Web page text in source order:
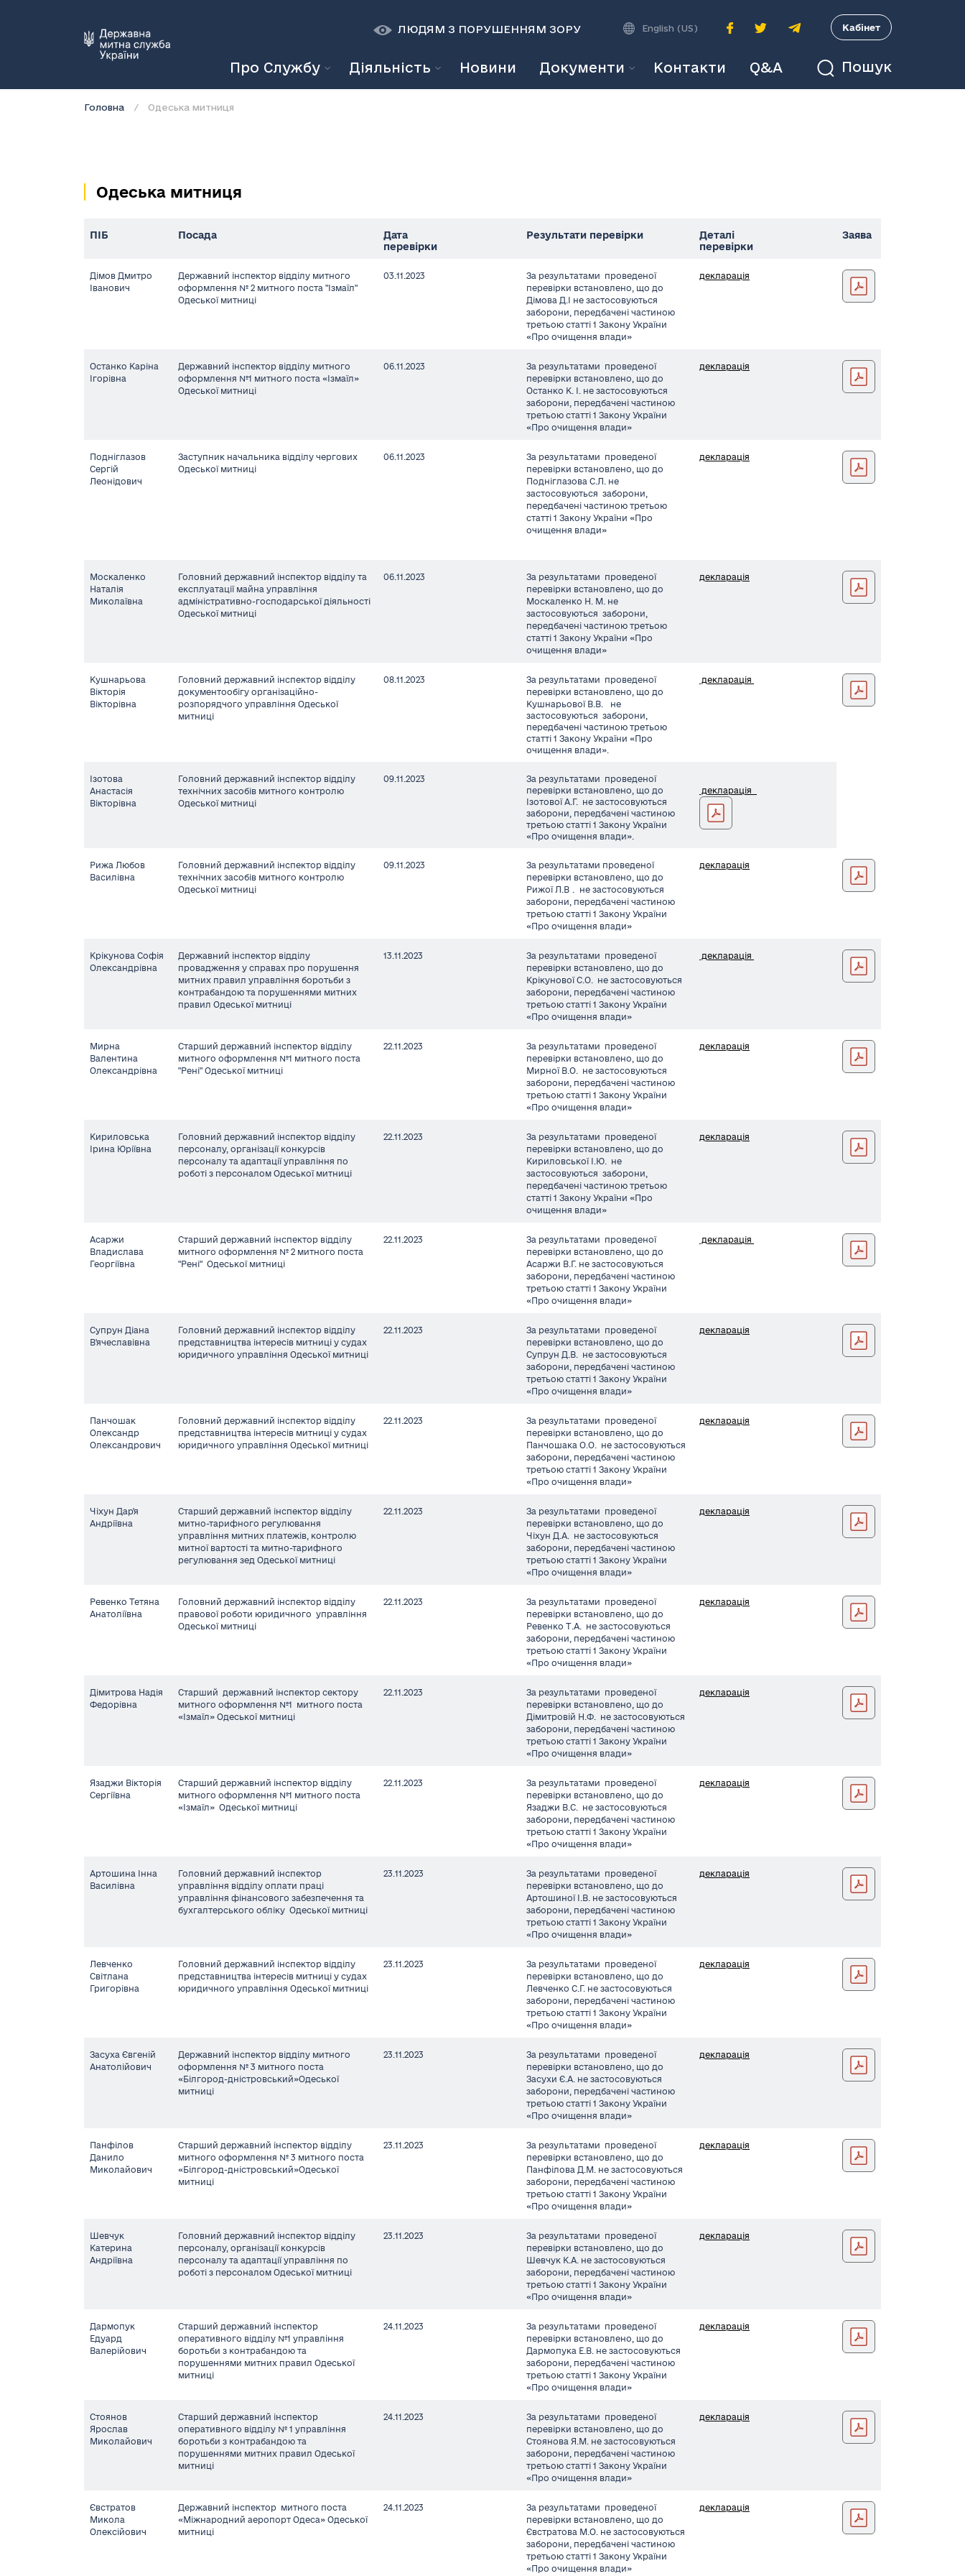
ЛЮДЯМ З ПОРУШЕННЯМ ЗОРУ
К К A A A
English (US) Кабінет
Про Службу Діяльність Новини Документи Контакти Q&A Пошук
Головна Одеська митниця
Одеська митниця
ПІБ Посада
Дата
перевірки
Результати перевірки
Деталі
перевірки
Заява
Дімов Дмитро
Іванович
Державний інспектор відділу митного
оформлення № 2 митного поста "Ізмаїл"
Одеської митниці
03.11.2023
За результатами проведеної
перевірки встановлено, що до
Дімова Д.І не застосовуються
заборони, передбачені частиною
третьою статті 1 Закону України
«Про очищення влади»
декларація
Дімов
Останко Каріна
Ігорівна
Державний інспектор відділу митного
оформлення №1 митного поста «Ізмаїл»
Одеської митниці
06.11.2023
За результатами проведеної
перевірки встановлено, що до
Останко К. І. не застосовуються
заборони, передбачені частиною
третьою статті 1 Закону України
«Про очищення влади»
декларація
Останко заява042
Подніглазов
Сергій
Леонідович
Заступник начальника відділу чергових
Одеської митниці
06.11.2023
За результатами проведеної
перевірки встановлено, що до
Подніглазова С.Л. не
застосовуються заборони,
передбачені частиною третьою
статті 1 Закону України «Про
очищення влади»
декларація
Подніглазов
Москаленко
Наталія
Миколаївна
Головний державний інспектор відділу та
експлуатації майна управління
адміністративно-господарської діяльності
Одеської митниці
06.11.2023
За результатами проведеної
перевірки встановлено, що до
Москаленко Н. М. не
застосовуються заборони,
передбачені частиною третьою
статті 1 Закону України «Про
очищення влади»
декларація
Москаленко
Кушнарьова
Вікторія
Вікторівна
Головний державний інспектор відділу
документообігу організаційно-
розпорядчого управління Одеської
митниці
08.11.2023
За результатами проведеної
перевірки встановлено, що до
Кушнарьової В.В.
не
застосовуються заборони,
передбачені частиною третьою
статті 1 Закону України «Про
очищення влади».
декларація
Кушнарьова
Ізотова
Анастасія
Вікторівна
Головний державний інспектор відділу
технічних засобів митного контролю
Одеської митниці
09.11.2023
За результатами проведеної
перевірки встановлено, що до
Ізотової А.Г. не застосовуються
заборони, передбачені частиною
третьою статті 1 Закону України
«Про очищення влади».
декларація
Ізотова
Рижа Любов
Василівна
Головний державний інспектор відділу
технічних засобів митного контролю
Одеської митниці
09.11.2023
За результатами проведеної
перевірки встановлено, що до
Рижої Л.В
не застосовуються
заборони, передбачені частиною
третьою статті 1 Закону України
«Про очищення влади»
декларація
Рижа
Крікунова Софія
Олександрівна
Державний інспектор відділу
провадження у справах про порушення
митних правил управління боротьби з
контрабандою та порушеннями митних
правил Одеської митниці
13.11.2023
За результатами проведеної
перевірки встановлено, що до
Крікунової С.О. не застосовуються
заборони, передбачені частиною
третьою статті 1 Закону України
«Про очищення влади»
декларація
21981-2 (1)
Мирна
Валентина
Олександрівна
Старший державний інспектор відділу
митного оформлення №1 митного поста
"Рені" Одеської митниці
22.11.2023
За результатами проведеної
перевірки встановлено, що до
Мирної В.О. не застосовуються
заборони, передбачені частиною
третьою статті 1 Закону України
«Про очищення влади»
декларація
Мирна заява039 (1)
Кириловська
Ірина Юріївна
Головний державний інспектор відділу
персоналу, організації конкурсів
персоналу та адаптації управління по
роботі з персоналом Одеської митниці
22.11.2023
За результатами проведеної
перевірки встановлено, що до
Кириловської І.Ю. не
застосовуються заборони,
передбачені частиною третьою
статті 1 Закону України «Про
очищення влади»
декларація
Кириловская заява032
Асаржи
Владислава
Георгіївна
Старший державний інспектор відділу
митного оформлення № 2 митного поста
"Рені" Одеської митниці
22.11.2023
За результатами проведеної
перевірки встановлено, що до
Асаржи В.Г. не застосовуються
заборони, передбачені частиною
третьою статті 1 Закону України
«Про очищення влади»
декларація
Асаржи заява038 (3)
Супрун Діана
В'ячеславівна
Головний державний інспектор відділу
представництва інтересів митниці у судах
юридичного управління Одеської митниці
22.11.2023
За результатами проведеної
перевірки встановлено, що до
Супрун Д.В. не застосовуються
заборони, передбачені частиною
третьою статті 1 Закону України
«Про очищення влади»
декларація
супрун заява037 (1)
Панчошак
Олександр
Олександрович
Головний державний інспектор відділу
представництва інтересів митниці у судах
юридичного управління Одеської митниці
22.11.2023
За результатами проведеної
перевірки встановлено, що до
Панчошака О.О. не застосовуються
заборони, передбачені частиною
третьою статті 1 Закону України
«Про очищення влади»
декларація
Пагчошак заява033 (2)
Чіхун Дар'я
Андріївна
Старший державний інспектор відділу
митно-тарифного регулювання
управління митних платежів, контролю
митної вартості та митно-тарифного
регулювання зед Одеської митниці
22.11.2023
За результатами проведеної
перевірки встановлено, що до
Чіхун Д.А. не застосовуються
заборони, передбачені частиною
третьою статті 1 Закону України
«Про очищення влади»
декларація
Чіхун заява035 (1)
Ревенко Тетяна
Анатоліївна
Головний державний інспектор відділу
правової роботи юридичного управління
Одеської митниці
22.11.2023
За результатами проведеної
перевірки встановлено, що до
Ревенко Т.А. не застосовуються
заборони, передбачені частиною
третьою статті 1 Закону України
«Про очищення влади»
декларація
Ревенко заява034 (1)
Дімитрова Надія
Федорівна
Старший державний інспектор сектору
митного оформлення №1 митного поста
«Ізмаїл» Одеської митниці
22.11.2023
За результатами проведеної
перевірки встановлено, що до
Дімитровій Н.Ф. не застосовуються
заборони, передбачені частиною
третьою статті 1 Закону України
«Про очищення влади»
декларація
Дімитрова заява036 (1)
Язаджи Вікторія
Сергіївна
Старший державний інспектор відділу
митного оформлення №1 митного поста
«Ізмаїл» Одеської митниці
22.11.2023
За результатами проведеної
перевірки встановлено, що до
Язаджи В.С. не застосовуються
заборони, передбачені частиною
третьою статті 1 Закону України
«Про очищення влади»
декларація
Язаджи заява037 (1)
Артошина Інна
Василівна
Головний державний інспектор
управління відділу оплати праці
управління фінансового забезпечення та
бухгалтерського обліку Одеської митниці
23.11.2023
За результатами проведеної
перевірки встановлено, що до
Артошиної І.В. не застосовуються
заборони, передбачені частиною
третьою статті 1 Закону України
«Про очищення влади»
декларація
Артошина заява037 (1)
Левченко
Світлана
Григорівна
Головний державний інспектор відділу
представництва інтересів митниці у судах
юридичного управління Одеської митниці
23.11.2023
За результатами проведеної
перевірки встановлено, що до
Левченко С.Г. не застосовуються
заборони, передбачені частиною
третьою статті 1 Закону України
«Про очищення влади»
декларація
Левченко заява040 (1)
Засуха Євгеній
Анатолійович
Державний інспектор відділу митного
оформлення № 3 митного поста
«Білгород-дністровський»Одеської
митниці
23.11.2023
За результатами проведеної
перевірки встановлено, що до
Засухи Є.А. не застосовуються
заборони, передбачені частиною
третьою статті 1 Закону України
«Про очищення влади»
декларація
Засуха заява042 (1)
Панфілов
Данило
Миколайович
Старший державний інспектор відділу
митного оформлення № 3 митного поста
«Білгород-дністровський»Одеської
митниці
23.11.2023
За результатами проведеної
перевірки встановлено, що до
Панфілова Д.М. не застосовуються
заборони, передбачені частиною
третьою статті 1 Закону України
«Про очищення влади»
декларація
Панфілов заява038 (1)
Шевчук
Катерина
Андріївна
Головний державний інспектор відділу
персоналу, організації конкурсів
персоналу та адаптації управління по
роботі з персоналом Одеської митниці
23.11.2023
За результатами проведеної
перевірки встановлено, що до
Шевчук К.А. не застосовуються
заборони, передбачені частиною
третьою статті 1 Закону України
«Про очищення влади»
декларація
Шевчук заява041 (1)
Дармопук
Едуард
Валерійович
Старший державний інспектор
оперативного відділу №1 управління
боротьби з контрабандою та
порушеннями митних правил Одеської
митниці
24.11.2023
За результатами проведеної
перевірки встановлено, що до
Дармопука Е.В. не застосовуються
заборони, передбачені частиною
третьою статті 1 Закону України
«Про очищення влади»
декларація
Дармопук заява043
Стоянов
Ярослав
Миколайович
Старший державний інспектор
оперативного відділу № 1 управління
боротьби з контрабандою та
порушеннями митних правил Одеської
митниці
24.11.2023
За результатами проведеної
перевірки встановлено, що до
Стоянова Я.М. не застосовуються
заборони, передбачені частиною
третьою статті 1 Закону України
«Про очищення влади»
декларація
Стоянов заява044
Євстратов
Микола
Олексійович
Державний інспектор митного поста
«Міжнародний аеропорт Одеса» Одеської
митниці
24.11.2023
За результатами проведеної
перевірки встановлено, що до
Євстратова М.О. не застосовуються
заборони, передбачені частиною
третьою статті 1 Закону України
«Про очищення влади»
декларація
Євстратов заява045 (2)